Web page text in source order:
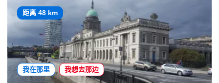
距离 48 km
我在那里 我想去那边